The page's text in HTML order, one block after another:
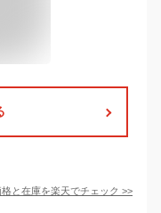
格と在庫を楽天でチェック >>